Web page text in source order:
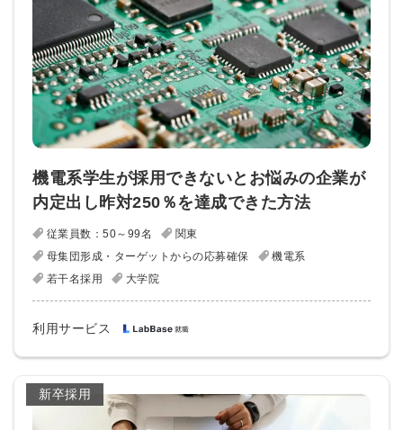
機電系学生が採用できないとお悩みの企業が
内定出し昨対250％を達成できた方法
従業員数：50～99名
関東
母集団形成・ターゲットからの応募確保
機電系
若干名採用
大学院
利用サービス
新卒採用